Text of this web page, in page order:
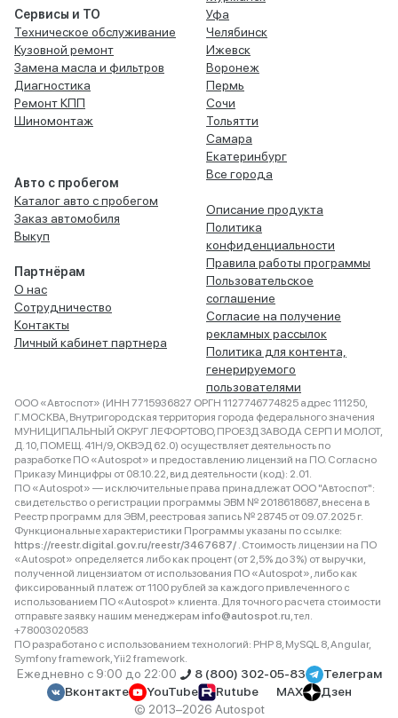
Сервисы и ТО
Техническое обслуживание
Кузовной ремонт
Замена масла и фильтров
Диагностика
Ремонт КПП
Шиномонтаж
Авто с пробегом
Каталог авто с пробегом
Заказ автомобиля
Выкуп
Партнёрам
О нас
Сотрудничество
Контакты
Личный кабинет партнера
Уфа
Челябинск
Ижевск
Воронеж
Пермь
Сочи
Тольятти
Самара
Екатеринбург
Все города
Описание продукта
Политика
конфиденциальности
Правила работы программы
Пользовательское
соглашение
Согласие на получение
рекламных рассылок
Политика для контента,
генерируемого
пользователями
ООО «Автоспот» (ИНН 7715936827 ОРГН 1127746774825 адрес 111250,
Г.МОСКВА, Внутригородская территория города федерального значения
МУНИЦИПАЛЬНЫЙ ОКРУГ ЛЕФОРТОВО, ПРОЕЗД ЗАВОДА СЕРП И МОЛОТ,
Д. 10, ПОМЕЩ. 41Н/9, ОКВЭД 62.0) осуществляет деятельность по
разработке ПО «Autospot» и предоставлению лицензий на ПО. Согласно
Приказу Минцифры от 08.10.22, вид деятельности (код): 2.01.
ПО «Autospot» — исключительные права принадлежат ООО "Автоспот":
свидетельство о регистрации программы ЭВМ № 2018618687, внесена в
Реестр программ для ЭВМ, реестровая запись № 28745 от 09.07.2025 г.
Функциональные характеристики Программы указаны по ссылке:
https://reestr.digital.gov.ru/reestr/3467687/ . Стоимость лицензии на ПО
«Autospot» определяется либо как процент (от 2,5% до 3%) от выручки,
полученной лицензиатом от использования ПО «Autospot», либо как
фиксированный платеж от 1100 рублей за каждого привлеченного с
использованием ПО «Autospot» клиента. Для точного расчета стоимости
отправьте заявку нашим менеджерам info@autospot.ru, тел.
+78003020583
ПО разработано с использованием технологий: PHP 8, MySQL 8, Angular,
Symfony framework, Yii2 framework.
Ежедневно с 9:00 до 22:00 8 (800) 302-05-83
Телеграм
Вконтакте
YouTube Rutube MAX
Дзен
© 2013–2026 Autospot